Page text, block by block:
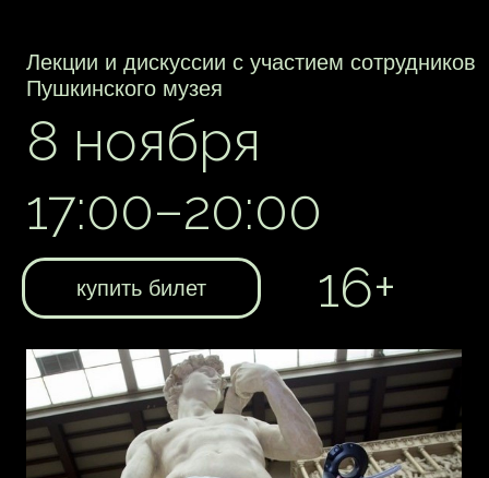
В ней примут участие:
заведующая отделом кино-
и медиаискусства ГМИИ
• Лушкин Сергей Сергеевич, сотрудник
отдела междисциплинарных проектов
• Колпашникова Дарья Дмитриевна,
заместитель начальника отдела
региональных проектов ГМИИ
им. А. С. Пушкина;
• Болдырева Дарья Вячеславовна,
«Междисциплинарность
в медиаискусстве: взаимодействие
со зрителем».